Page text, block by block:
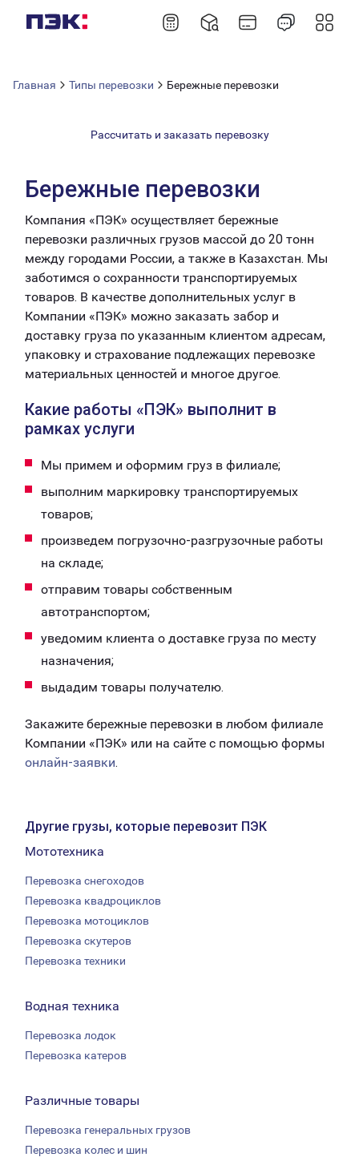
Главная Типы перевозки Бережные перевозки
Рассчитать и заказать перевозку
Бережные перевозки
Компания «ПЭК» осуществляет бережные
перевозки различных грузов массой до 20 тонн
между городами России, а также в Казахстан. Мы
заботимся о сохранности транспортируемых
товаров. В качестве дополнительных услуг в
Компании «ПЭК» можно заказать забор и
доставку груза по указанным клиентом адресам,
упаковку и страхование подлежащих перевозке
материальных ценностей и многое другое.
Какие работы «ПЭК» выполнит в
рамках услуги
Мы примем и оформим груз в филиале;
выполним маркировку транспортируемых
товаров;
произведем погрузочно-разгрузочные работы
на складе;
отправим товары собственным
автотранспортом;
уведомим клиента о доставке груза по месту
назначения;
выдадим товары получателю.
Закажите бережные перевозки в любом филиале
Компании «ПЭК» или на сайте с помощью формы
онлайн-заявки.
Другие грузы, которые перевозит ПЭК
Мототехника
Перевозка снегоходов
Перевозка квадроциклов
Перевозка мотоциклов
Перевозка скутеров
Перевозка техники
Водная техника
Перевозка лодок
Перевозка катеров
Различные товары
Перевозка генеральных грузов
Перевозка колес и шин